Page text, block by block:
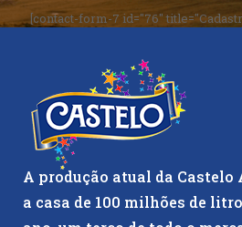
[contact-form-7 id="76"
A produção atual da
a casa de 100 milhões de